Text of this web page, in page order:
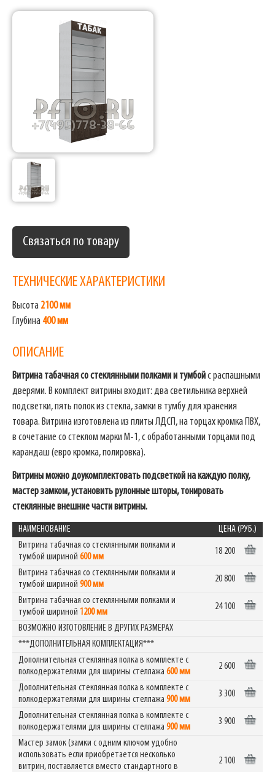
Фабрика торгового оборудования
Связаться по товару
ТЕХНИЧЕСКИЕ ХАРАКТЕРИСТИКИ
Высота 2100 мм
Глубина 400 мм
ОПИСАНИЕ
Витрина табачная со стеклянными полками и тумбойс распашными
дверями. В комплект витрины входит: два светильника верхней
подсветки, пять полок из стекла, замки в тумбу для хранения
товара. Витрина изготовлена из плиты ЛДСП, на торцах кромка ПВХ,
в сочетание со стеклом марки М-1, с обработанными торцами под
карандаш (евро кромка, полировка).
Витрины можно доукомплектовать подсветкой на каждую полку,
мастер замком, установить рулонные шторы, тонировать
стеклянные внешние части витрины.
НАИМЕНОВАНИЕ
ЦЕНА (РУБ.)
Витрина табачная со стеклянными полками и
тумбой шириной 600 мм
18 200
Витрина табачная со стеклянными полками и
тумбой шириной 900 мм
20 800
Витрина табачная со стеклянными полками и
тумбой шириной 1200 мм
24 100
ВОЗМОЖНО ИЗГОТОВЛЕНИЕ В ДРУГИХ РАЗМЕРАХ
***ДОПОЛНИТЕЛЬНАЯ КОМПЛЕКТАЦИЯ***
Дополнительная стеклянная полка в комплекте с
полкодержателями для ширины стеллажа 600 мм
2 600
Дополнительная стеклянная полка в комплекте с
полкодержателями для ширины стеллажа 900 мм
3 300
Дополнительная стеклянная полка в комплекте с
полкодержателями для ширины стеллажа 900 мм
3 900
Мастер замок (замки с одним ключом удобно
использовать если приобретается несколько
витрин, поставляется вместо стандартного в
2 100